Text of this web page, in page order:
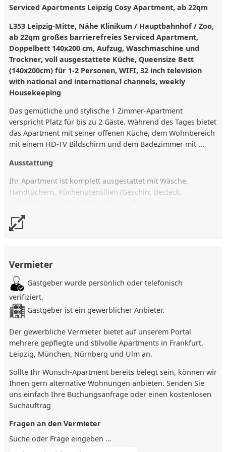
Serviced Apartments Leipzig Cosy Apartment, ab 22qm
L353 Leipzig-Mitte, Nähe Klinikum / Hauptbahnhof / Zoo,
ab 22qm großes barrierefreies Serviced Apartment,
Doppelbett 140x200 cm, Aufzug, Waschmaschine und
Trockner, voll ausgestattete Küche, Queensize Bett
(140x200cm) für 1-2 Personen, WIFI, 32 inch television
with national and international channels, weekly
Housekeeping
Das gemütliche und stylische 1 Zimmer-Apartment
verspricht Platz für bis zu 2 Gäste. Während des Tages bietet
das Apartment mit seiner offenen Küche, dem Wohnbereich
mit einem HD-TV Bildschirm und dem Badezimmer mit ...
Ausstattung
Ihr Apartment ist komplett ausgestattet mit Wäsche,
Handtüchern, Küchenutensilien (Geschirr, Besteck,
Ein Starterpaket (Mineralwasser & Bier, limitierte
Kaffekapseln & Tee…als Langzeitgast erhalten Sie zusätzlich
Freitag von 8-18h für jegliche Fragen, Tipps und Späße
verfügbar. Digitaler check-in (über Bluetooth mit Ihrem
Mobiltelefon) nach 18 Uhr möglich.
Lage
Das Apartmenthaus mit 49 Apartments (13 Units Cosy) liegt
mitten in der Leipziger Innenstadt. Die zentrale Lage ist der
ideale Ausgangspunkt für den perfekten Aufenthalt in der
herzlichen Stadt.
für Ihr Rad.
Die S-Bahn Station "Markt" erreichen Sie nach einem 4
Vermieter
Gastgeber wurde persönlich oder telefonisch
verifiziert.
Gastgeber ist ein gewerblicher Anbieter.
Der gewerbliche Vermieter bietet auf unserem Portal
mehrere gepflegte und stilvolle Apartments in Frankfurt,
Leipzig, München, Nürnberg und Ulm an.
Sollte Ihr Wunsch-Apartment bereits belegt sein, können wir
Ihnen gern alternative Wohnungen anbieten. Senden Sie
uns einfach Ihre Buchungsanfrage oder einen kostenlosen
Suchauftrag
Fragen an den Vermieter
Suche oder Frage eingeben …